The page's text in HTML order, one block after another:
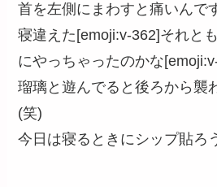
首を左側にまわすと痛いんで
寝違えた[emoji:v-362]それと
にやっちゃったのかな
瑠璃と遊んでると後ろから襲
(笑)
今日は寝るときにシップ貼ろ